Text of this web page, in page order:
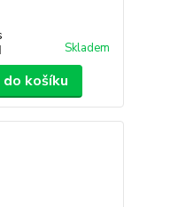
Skladem
košíku